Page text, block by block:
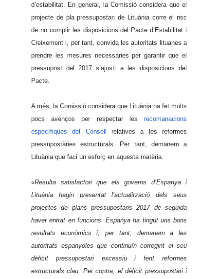
d’estabilitat. En general, la Comissió considera que el
projecte de pla pressupostari de Lituània corre el risc
de no complir les disposicions del Pacte d’Estabilitat i
Creixement i, per tant, convida les autoritats lituanes a
prendre les mesures necessàries per garantir que el
pressupost del 2017 s’ajusti a les disposicions del
Pacte.
A més, la Comissió considera que Lituània ha fet molts
pocs avenços per respectar les recomanacions
específiques del Consell relatives a les reformes
pressupostàries estructurals. Per tant, demanem a
Lituània que faci un esforç en aquesta matèria.
«Resulta satisfactori que els governs d’Espanya i
Lituània hagin presentat l’actualització dels seus
projectes de plans pressupostaris 2017 de seguida
haver entrat en funcions.
Espanya ha tingut uns bons
resultats econòmics i, per tant, demanem a les
autoritats espanyoles que continuïn corregint el seu
dèficit pressupostari excessiu i fent reformes
estructurals clau. Per contra, el dèficit pressupostari i